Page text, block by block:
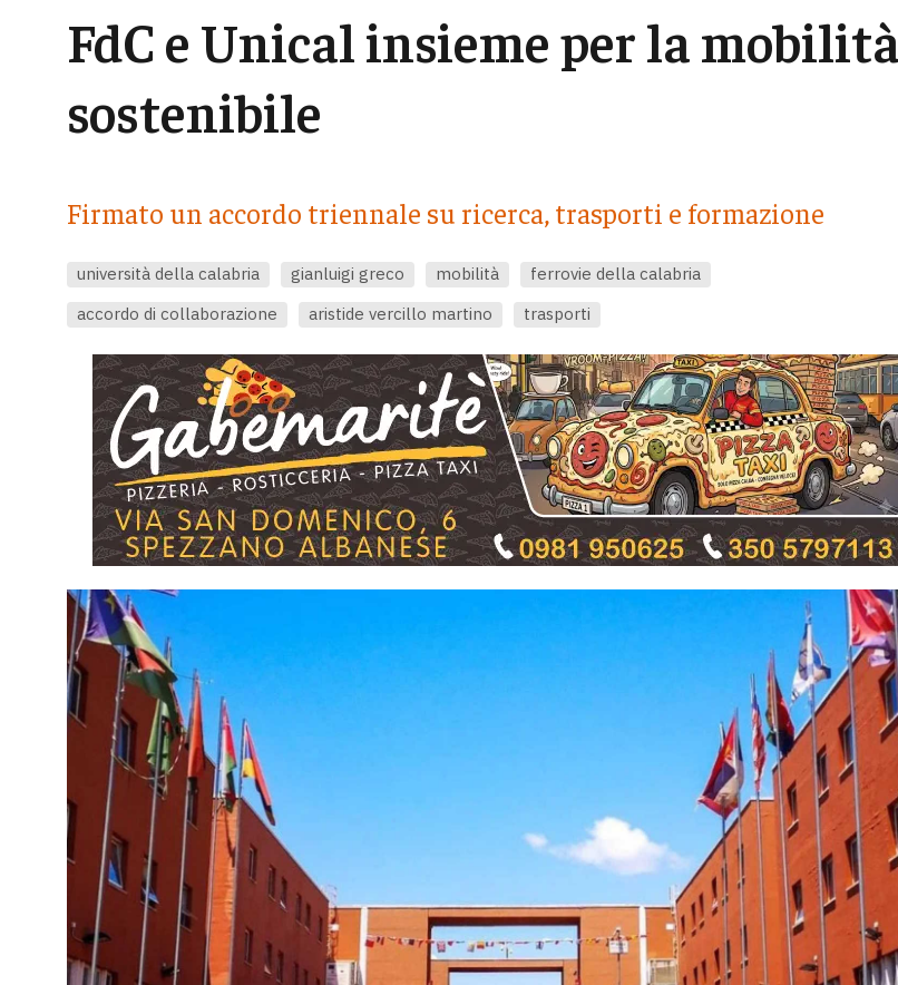
FdC e Unical insieme per la mobilità
sostenibile
Firmato un accordo triennale su ricerca, trasporti e formazione
università della calabria gianluigi greco mobilità
ferrovie della calabria
accordo di collaborazione
aristide vercillo martino trasporti